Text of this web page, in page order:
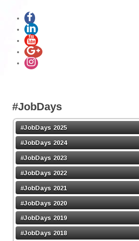
#JobDays
#JobDays 2025
#JobDays 2024
#JobDays 2023
#JobDays 2022
#JobDays 2021
#JobDays 2020
#JobDays 2019
#JobDays 2018